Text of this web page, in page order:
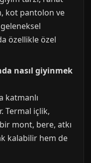
kot pantolon ve
özellikle özel
nasıl giyinmek
katmanlı
Termal içlik,
mont, bere, atkı
kalabilir hem de